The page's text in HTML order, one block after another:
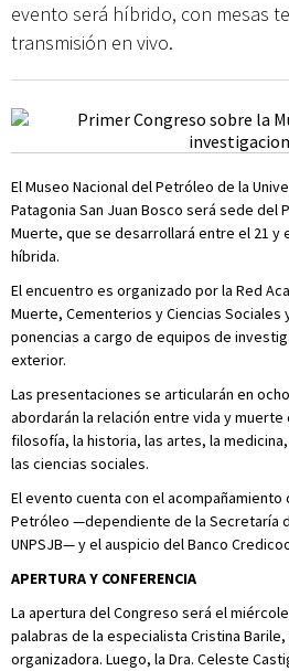
evento será híbrido, con mesas
transmisión en vivo.
El Museo Nacional del Petróleo de la
Patagonia San Juan Bosco será sede del
Muerte, que se desarrollará entre el 21 y
híbrida.
El encuentro es organizado por la Red
Muerte, Cementerios y Ciencias Sociales
ponencias a cargo de equipos de
exterior.
Las presentaciones se articularán en
abordarán la relación entre vida y
filosofía, la historia, las artes, la
las ciencias sociales.
El evento cuenta con el acompañamiento
Petróleo —dependiente de la Secretaría
UNPSJB— y el auspicio del Banco
APERTURA Y CONFERENCIA
La apertura del Congreso será el
palabras de la especialista Cristina
organizadora. Luego, la Dra. Celeste